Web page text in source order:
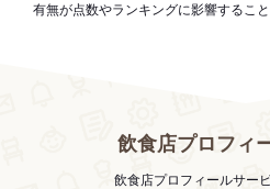
有無が点数やランキングに影響すること
飲食店プロフィ
飲食店プロフィールサー